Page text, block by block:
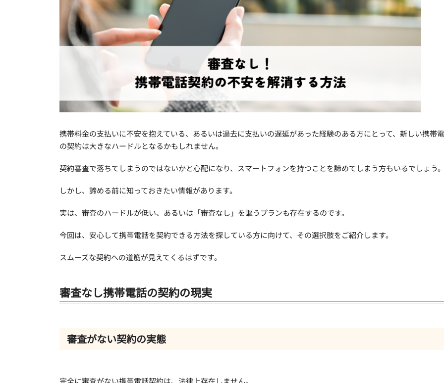
携帯料金の支払いに不安を抱えている、あるいは過去に支払いの遅延があった経験のある方にとって、新しい携帯
の契約は大きなハードルとなるかもしれません。
契約審査で落ちてしまうのではないかと心配になり、スマートフォンを持つことを諦めてしまう方もいるでしょう
しかし、諦める前に知っておきたい情報があります。
実は、審査のハードルが低い、あるいは「審査なし」を謳うプランも存在するのです。
今回は、安心して携帯電話を契約できる方法を探している方に向けて、その選択肢をご紹介します。
スムーズな契約への道筋が見えてくるはずです。
審査なし携帯電話の契約の現実
審査がない契約の実態
完全に審査がない携帯電話契約は、法律上存在しません。